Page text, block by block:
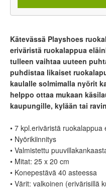
Kätevässä Playshoes
eriväristä ruokalappua
tulleen vaihtaa uuteen
puhdistaa likaiset
kaulalle solmimalla nyörit
helppo ottaa mukaan
kaupungille, kylään tai
• 7 kpl.eriväristä ruokalappua
• Nyörikiinnitys
• Valmistettu
• Mitat: 25 x 20 cm
• Konepestävä 40 asteessa
• Värit: valkoinen (erivärisillä